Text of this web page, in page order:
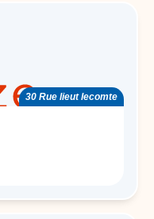
30 Rue lieut lecomte